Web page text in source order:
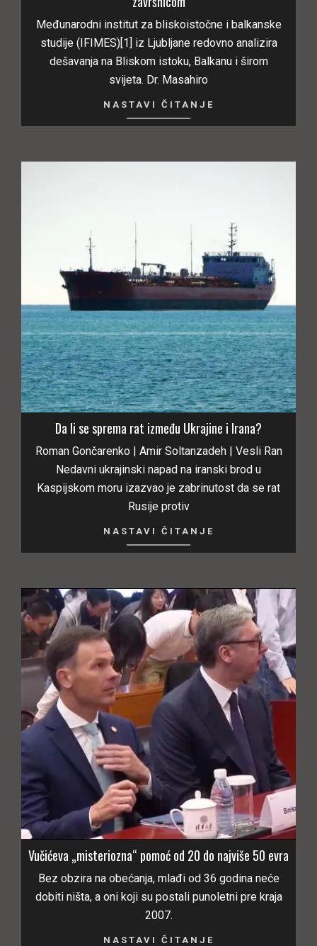
Međunarodni institut za bliskoistočne i balkanske
studije (IFIMES)[1] iz Ljubljane redovno analizira
dešavanja na Bliskom istoku, Balkanu i širom
svijeta. Dr. Masahiro
NASTAVI ČITANJE
Da li se sprema rat između Ukrajine i Irana?
Roman Gončarenko | Amir Soltanzadeh | Vesli Ran
Nedavni ukrajinski napad na iranski brod u
Kaspijskom moru izazvao je zabrinutost da se rat
Rusije protiv
NASTAVI ČITANJE
Vučićeva „misteriozna“ pomoć od 20 do najviše 50 evra
Bez obzira na obećanja, mlađi od 36 godina neće
dobiti ništa, a oni koji su postali punoletni pre kraja
2007.
NASTAVI ČITANJE